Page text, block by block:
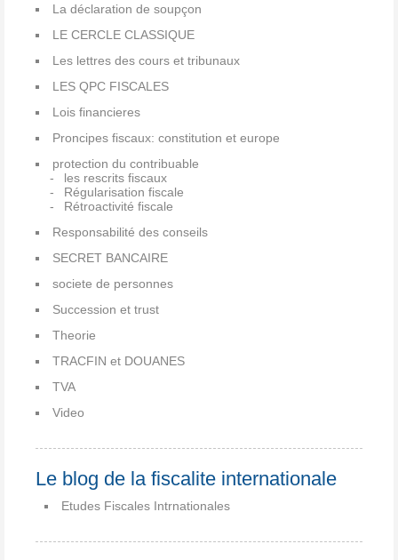
La déclaration de soupçon
LE CERCLE CLASSIQUE
Les lettres des cours et tribunaux
LES QPC FISCALES
Lois financieres
Proncipes fiscaux: constitution et europe
protection du contribuable
les rescrits fiscaux
Régularisation fiscale
Rétroactivité fiscale
Responsabilité des conseils
SECRET BANCAIRE
societe de personnes
Succession et trust
Theorie
TRACFIN et DOUANES
TVA
Video
Le blog de la fiscalite internationale
Etudes Fiscales Intrnationales